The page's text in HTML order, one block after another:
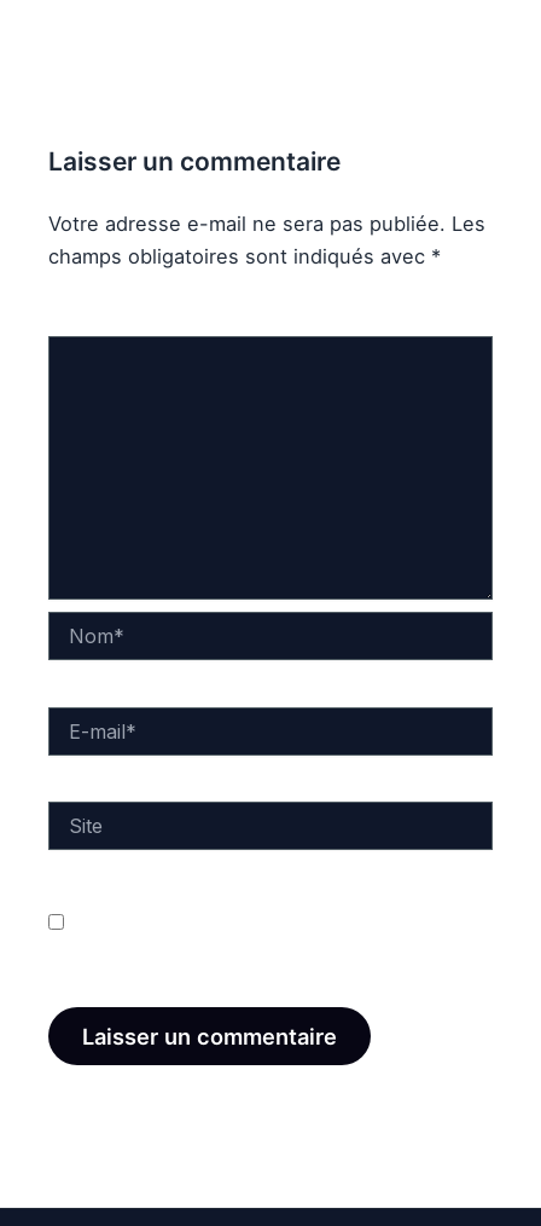
Laisser un commentaire
Votre adresse e-mail ne sera pas publiée. Les
champs obligatoires sont indiqués avec *
mail*